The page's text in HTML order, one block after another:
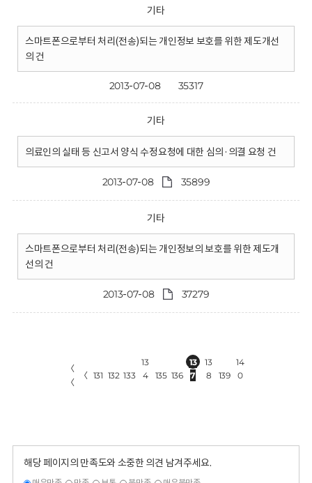
기타
스마트폰으로부터 처리(전송)되는 개인정보 보호를 위한 제도개선
의 건
2013-07-08 35317
기타
의료인의 실태 등 신고서 양식 수정요청에 대한 심의·의결 요청 건
2013-07-08 35899
기타
스마트폰으로부터 처리(전송)되는 개인정보의 보호를 위한 제도개
선의 건
2013-07-08 37279
〈
〈
〈 131 132 133
13
4
135 136
13
7
13
8
139
14
0
해당 페이지의 만족도와 소중한 의견 남겨주세요.